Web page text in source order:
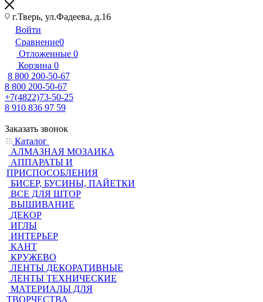
г.Тверь, ул.Фадеева, д.16
Войти
Сравнение0
Отложенные 0
Корзина 0
8 800 200-50-67
8 800 200-50-67
+7(4822)73-50-25
8 910 836 97 59
Заказать звонок
Каталог
АЛМАЗНАЯ МОЗАИКА
АППАРАТЫ И
ПРИСПОСОБЛЕНИЯ
БИСЕР, БУСИНЫ, ПАЙЕТКИ
ВСЕ ДЛЯ ШТОР
ВЫШИВАНИЕ
ДЕКОР
ИГЛЫ
ИНТЕРЬЕР
КАНТ
КРУЖЕВО
ЛЕНТЫ ДЕКОРАТИВНЫЕ
ЛЕНТЫ ТЕХНИЧЕСКИЕ
МАТЕРИАЛЫ ДЛЯ
ТВОРЧЕСТВА